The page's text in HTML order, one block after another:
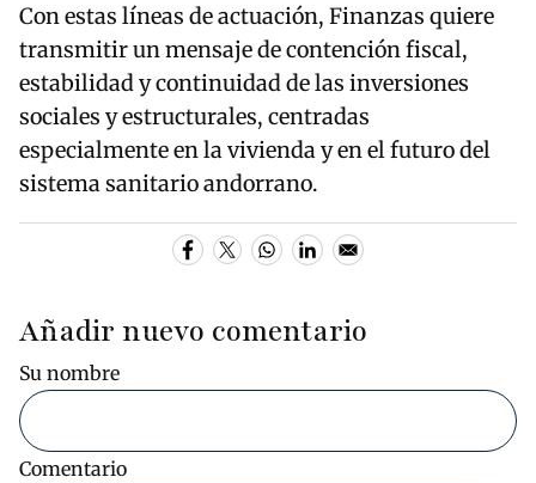
Con estas líneas de actuación, Finanzas quiere
transmitir un mensaje de contención fiscal,
estabilidad y continuidad de las inversiones
sociales y estructurales, centradas
especialmente en la vivienda y en el futuro del
sistema sanitario andorrano.
Añadir nuevo comentario
Su nombre
Comentario